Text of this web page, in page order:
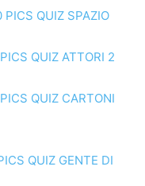
PICS QUIZ SPAZIO
QUIZ ATTORI 2
QUIZ CARTONI
QUIZ GENTE DI